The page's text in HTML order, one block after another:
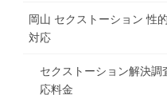
岡山 セクストーション 性
対応
セクストーション解決調
応料金